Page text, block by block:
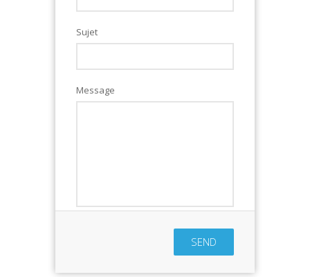
Sujet
Message
SEND